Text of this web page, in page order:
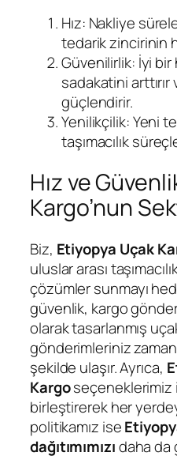
Hız: Nakliye
tedarik zincirinin
Güvenilirlik: İyi
sadakatini
güçlendirir.
Yenilikçilik: Yeni
taşımacılık
Hız ve
Kargo’nun
Biz, Etiyopya Uçak
uluslar arası
çözümler sunmayı
güvenlik, kargo
olarak tasarlanmış
gönderimleriniz
şekilde ulaşır. Ayrıca,
Kargoseçeneklerimiz
birleştirerek her
politikamız ise
dağıtımımızıdaha da